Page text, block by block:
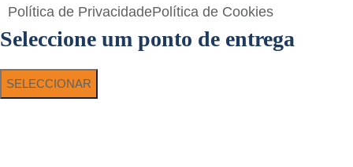
Política de PrivacidadePolítica de Cookies
Seleccione um ponto de entrega
SELECCIONAR